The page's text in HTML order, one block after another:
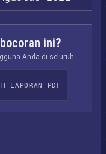
ini?
Anda di seluruh
LAPORAN PDF